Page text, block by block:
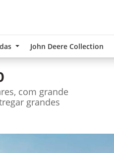
John Deere Collection
com grande
grandes